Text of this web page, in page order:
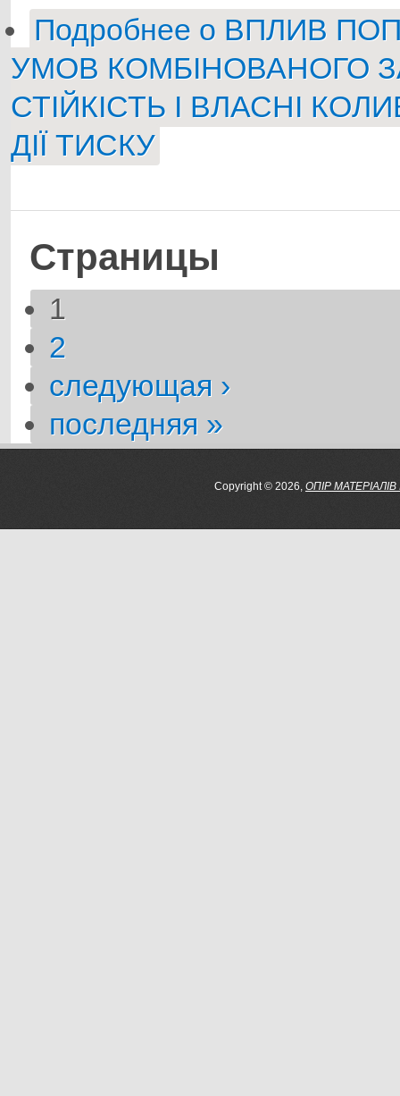
Подробнее о ВПЛИВ
УМОВ КОМБІНОВАНОГО
СТІЙКІСТЬ І ВЛАСНІ
ДІЇ ТИСКУ
Страницы
1
2
следующая ›
последняя »
Copyright © 2026, ОПІР